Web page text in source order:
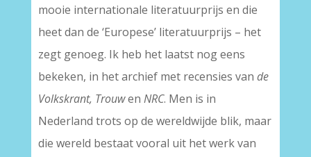
mooie internationale literatuurprijs en die
heet dan de ‘Europese’ literatuurprijs – het
zegt genoeg. Ik heb het laatst nog eens
bekeken, in het archief met recensies van de
Volkskrant, Trouwen NRC. Men is in
Nederland trots op de wereldwijde blik, maar
die wereld bestaat vooral uit het werk van